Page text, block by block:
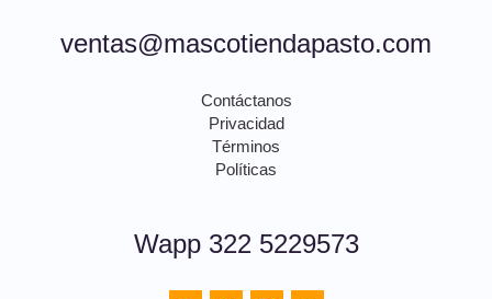
ventas@mascotiendapasto.com
Contáctanos
Privacidad
Términos
Políticas
Wapp 322 5229573